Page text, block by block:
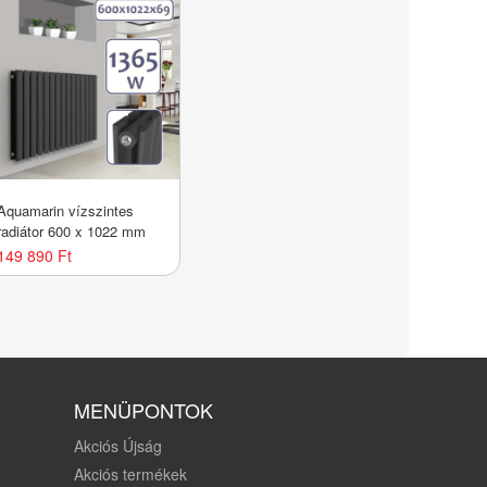
vízszintes
600 x 1022 mm
890 Ft
MENÜPONTOK
Akciós Újság
Akciós termékek